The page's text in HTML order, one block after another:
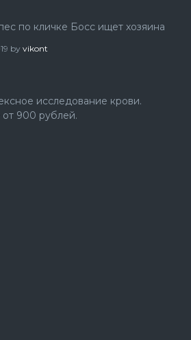
по кличке Босс ищет хозяина
by vikont
исследование крови.
900 рублей.